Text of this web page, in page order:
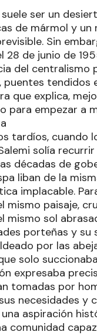
ser un
de mármol y
Sin
28 de junio de
del centralismo
tendidos
que explica,
para empezar a
tardíos, cuando
solía
décadas de
liban de la
implacable.
mismo paisaje,
mismo sol
porteñas y su
por las
solo
expresaba
tomadas por
necesidades y
aspiración
comunidad